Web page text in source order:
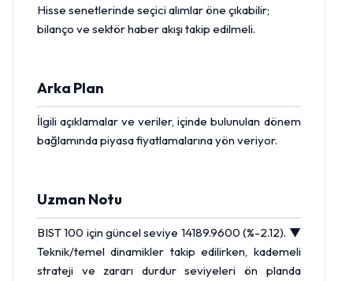
Hisse senetlerinde seçici alımlar öne çıkabilir;
bilanço ve sektör haber akışı takip edilmeli.
Arka Plan
İlgili açıklamalar ve veriler, içinde bulunulan dönem
bağlamında piyasa fiyatlamalarına yön veriyor.
Uzman Notu
BIST 100 için güncel seviye 14189.9600 (%-2.12). ▼
Teknik/temel dinamikler takip edilirken, kademeli
strateji ve zararı durdur seviyeleri ön planda